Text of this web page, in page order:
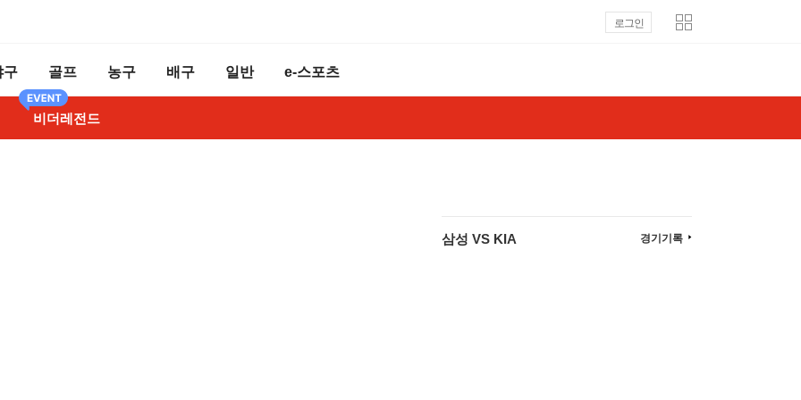
로그인
구 골프 농구 배구 일반 e-스포츠
비더레전드
삼성 VS KIA 경기기록